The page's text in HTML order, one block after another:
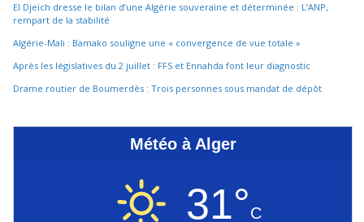
El Djeïch dresse le bilan d’une Algérie souveraine et déterminée : L’ANP,
rempart de la stabilité
Algérie-Mali : Bamako souligne une « convergence de vue totale »
Après les législatives du 2 juillet : FFS et Ennahda font leur diagnostic
Drame routier de Boumerdès : Trois personnes sous mandat de dépôt
Météo à Alger
31°C